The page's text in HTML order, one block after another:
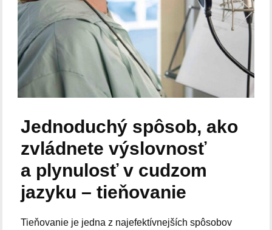
Jednoduchý spôsob, ako
zvládnete výslovnosť
a plynulosť v cudzom
jazyku – tieňovanie
Tieňovanie je jedna z najefektívnejších spôsobov